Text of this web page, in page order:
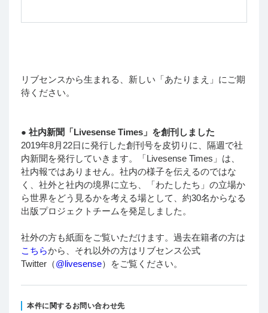
リブセンスから生まれる、新しい「あたりまえ」にご期
待ください。
● 社内新聞「Livesense Times」を創刊しました
2019年8月22日に発行した創刊号を皮切りに、隔週で社
内新聞を発行していきます。「Livesense Times」は、
社内報ではありません。社内の様子を伝えるのではな
く、社外と社内の境界に立ち、「わたしたち」の立場か
ら世界をどう見るかを考える場として、約30名からなる
出版プロジェクトチームを発足しました。
社外の方も紙面をご覧いただけます。過去在籍者の方は
こちらから、それ以外の方はリブセンス公式
Twitter（@livesense）をご覧ください。
本件に関するお問い合わせ先